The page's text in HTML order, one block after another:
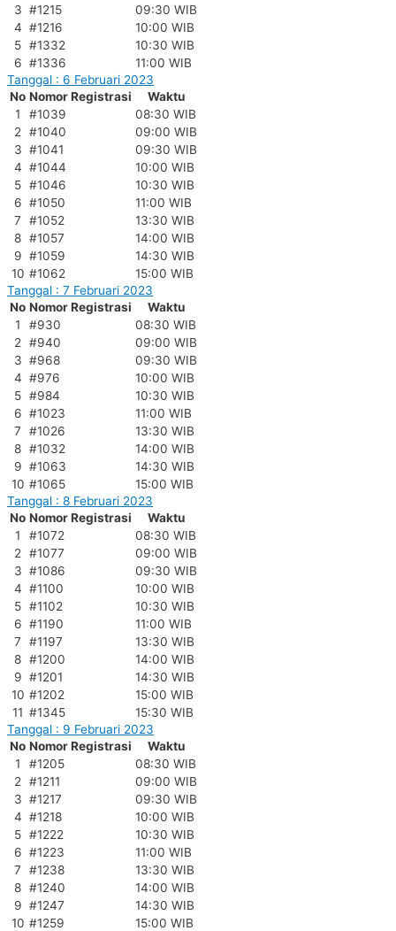
3 #1215
09:30 WIB
4 #1216
10:00 WIB
5 #1332
10:30 WIB
6 #1336
11:00 WIB
Tanggal : 6 Februari 2023
No Nomor Registrasi
Waktu
1
#1039
08:30 WIB
2
#1040
09:00 WIB
3 #1041
09:30 WIB
4 #1044
10:00 WIB
5 #1046
10:30 WIB
6 #1050
11:00 WIB
7
#1052
13:30 WIB
8 #1057
14:00 WIB
9 #1059
14:30 WIB
10 #1062
15:00 WIB
Tanggal : 7 Februari 2023
No Nomor Registrasi
Waktu
1
#930
08:30 WIB
2
#940
09:00 WIB
3 #968
09:30 WIB
4 #976
10:00 WIB
5 #984
10:30 WIB
6 #1023
11:00 WIB
7
#1026
13:30 WIB
8 #1032
14:00 WIB
9 #1063
14:30 WIB
10 #1065
15:00 WIB
Tanggal : 8 Februari 2023
No Nomor Registrasi
Waktu
1
#1072
08:30 WIB
2
#1077
09:00 WIB
3 #1086
09:30 WIB
4 #1100
10:00 WIB
5 #1102
10:30 WIB
6 #1190
11:00 WIB
7
#1197
13:30 WIB
8 #1200
14:00 WIB
9 #1201
14:30 WIB
10 #1202
15:00 WIB
11 #1345
15:30 WIB
Tanggal : 9 Februari 2023
No Nomor Registrasi
Waktu
1
#1205
08:30 WIB
2
#1211
09:00 WIB
3 #1217
09:30 WIB
4 #1218
10:00 WIB
5 #1222
10:30 WIB
6 #1223
11:00 WIB
7
#1238
13:30 WIB
8 #1240
14:00 WIB
9 #1247
14:30 WIB
10 #1259
15:00 WIB